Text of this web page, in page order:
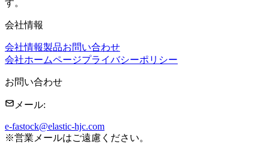
す。
会社情報
会社情報製品お問い合わせ
会社ホームページプライバシーポリシー
お問い合わせ
メール:
e-fastock@elastic-hjc.com
※営業メールはご遠慮ください。